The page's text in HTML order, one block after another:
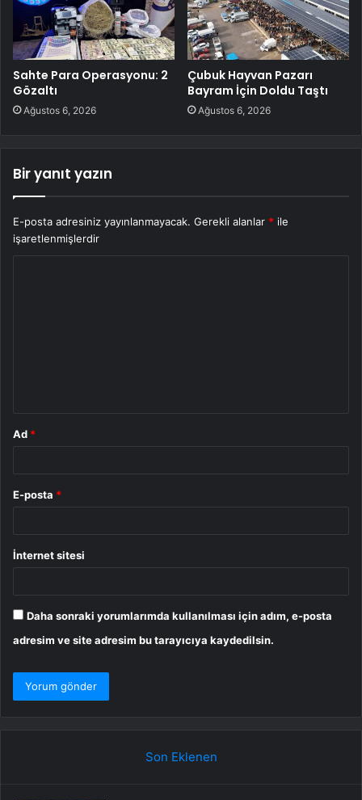
Sahte Para Operasyonu: 2
Gözaltı
Ağustos 6, 2026
Çubuk Hayvan Pazarı
Bayram İçin Doldu Taştı
Ağustos 6, 2026
Bir yanıt yazın
E-posta adresiniz yayınlanmayacak. Gerekli alanlar * ile
işaretlenmişlerdir
Ad *
E-posta *
İnternet sitesi
Daha sonraki yorumlarımda kullanılması için adım, e-posta
adresim ve site adresim bu tarayıcıya kaydedilsin.
Son Eklenen